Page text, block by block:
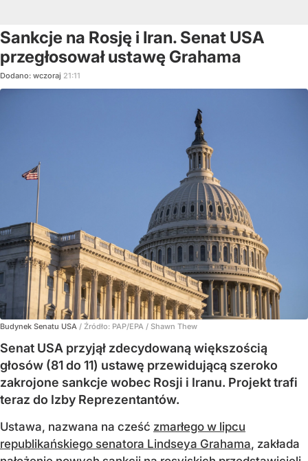
Sankcje na Rosję i Iran. Senat USA
przegłosował ustawę Grahama
Dodano: wczoraj 21:11
Budynek Senatu USA / Źródło: PAP/EPA / Shawn Thew
Senat USA przyjął zdecydowaną większością
głosów (81 do 11) ustawę przewidującą szeroko
zakrojone sankcje wobec Rosji i Iranu. Projekt trafi
teraz do Izby Reprezentantów.
Ustawa, nazwana na cześć zmarłego w lipcu
republikańskiego senatora Lindseya Grahama, zakłada